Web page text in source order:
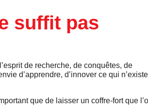
suffit pas
de recherche, de conquêtes, de
d’apprendre, d’innover ce qui n’existe
que de laisser un coffre-fort que